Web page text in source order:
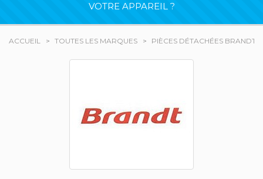
VOTRE APPAREIL ?
ACCUEIL TOUTES LES MARQUES PIÈCES DÉTACHÉES BRANDT